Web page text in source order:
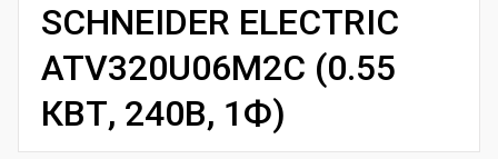
SCHNEIDER ELECTRIC
ATV320U06M2C (0.55
КВТ, 240В, 1Ф)